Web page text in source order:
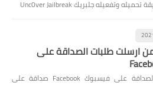
ارسلت طلبات الصداقة على
كيف اعرف لمن ارسلت طلبات الصداقة على فيسبوك Facebook صداقة على